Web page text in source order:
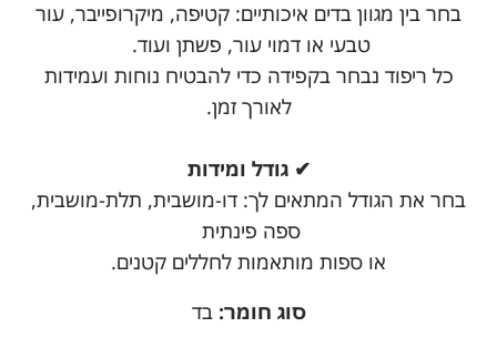
בחר בין מגוון בדים איכותיים: קטיפה, מיקרופייבר, עור
טבעי או דמוי עור, פשתן ועוד.
כל ריפוד נבחר בקפידה כדי להבטיח נוחות ועמידות
לאורך זמן.
✔ גודל ומידות
בחר את הגודל המתאים לך: דו-מושבית, תלת-מושבית,
ספה פינתית
או ספות מותאמות לחללים קטנים.
סוג חומר:בד